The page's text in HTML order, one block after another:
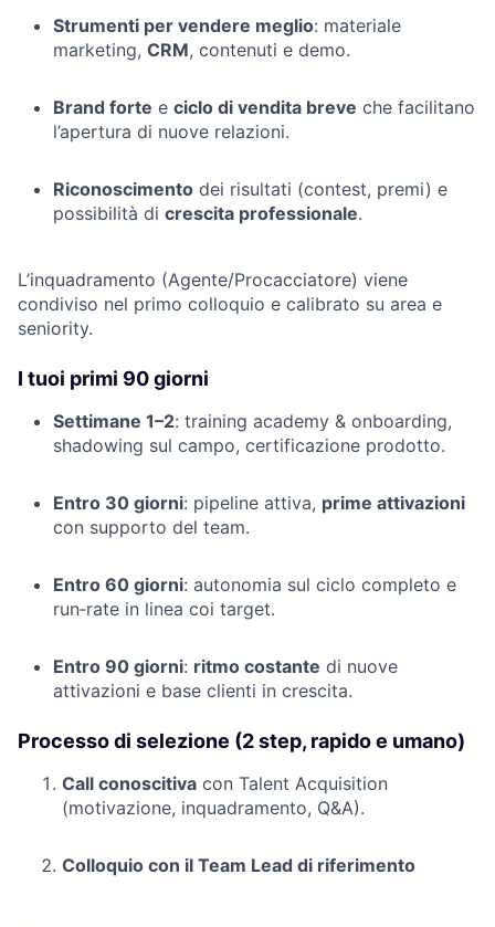
Strumenti per vendere meglio: materiale
marketing, CRM, contenuti e demo.
Brand forte e ciclo di vendita breve che facilitano
l’apertura di nuove relazioni.
Riconoscimento dei risultati (contest, premi) e
possibilità di crescita professionale.
L’inquadramento (Agente/Procacciatore) viene
condiviso nel primo colloquio e calibrato su area e
seniority.
I tuoi primi 90 giorni
Settimane 1–2: training academy & onboarding,
shadowing sul campo, certificazione prodotto.
Entro 30 giorni: pipeline attiva, prime attivazioni
con supporto del team.
Entro 60 giorni: autonomia sul ciclo completo e
run‑rate in linea coi target.
Entro 90 giorni: ritmo costante di nuove
attivazioni e base clienti in crescita.
Processo di selezione (2 step, rapido e umano)
Call conoscitiva con Talent Acquisition
(motivazione, inquadramento, Q&A).
Colloquio con il Team Lead di riferimento